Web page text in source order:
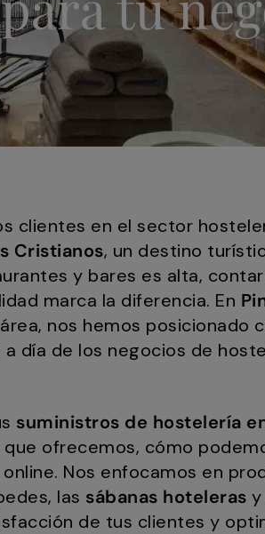
clientes en el sector
Cristianos, un destino
y bares es alta,
marca la diferencia. En
nos hemos posicionado
día de los negocios de
suministros de hostelería
ofrecemos, cómo
Nos enfocamos en
las sábanas hoteleras y
de tus clientes y